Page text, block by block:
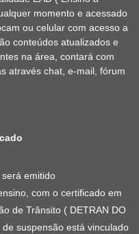
momento e acessado
ou celular com acesso a
conteúdos atualizados e
na área, contará com
através chat, e-mail, fórum
emitido
com o certificado em
de Trânsito ( DETRAN DO
suspensão está vinculado